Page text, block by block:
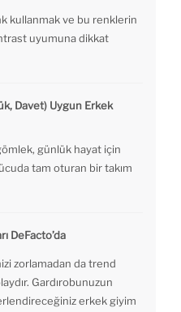
kullanmak ve bu renklerin
uyumuna dikkat
Davet) Uygun Erkek
günlük hayat için
tam oturan bir takım
DeFacto’da
zorlamadan da trend
Gardırobunuzun
erkek giyim